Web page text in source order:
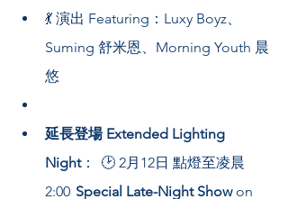
💃 演出 Featuring：Luxy Boyz、
Suming 舒米恩、Morning Youth 晨
悠
延長登場 Extended Lighting
Night：  🕑 2月12日 點燈至凌晨
2:00 Special Late-Night Show on